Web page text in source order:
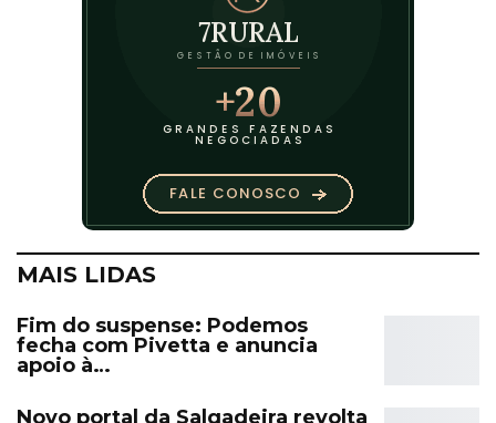
MAIS LIDAS
Fim do suspense: Podemos
fecha com Pivetta e anuncia
apoio à…
Novo portal da Salgadeira revolta